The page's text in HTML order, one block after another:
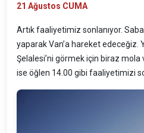
21 Ağustos CUMA
Artık faaliyetimiz sonlanıyor.
yaparak Van’a hareket edeceğiz.
Şelalesi’ni görmek için biraz mola
ise öğlen 14.00 gibi faaliyetimizi